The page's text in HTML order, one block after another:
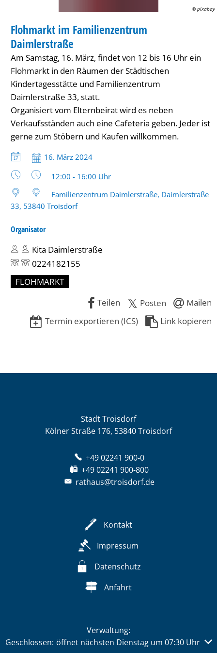
© pixabay
KATEGORIE: MARKT
Flohmarkt im Familienzentrum
Daimlerstraße
Am Samstag, 16. März, findet von 12 bis 16 Uhr ein
Flohmarkt in den Räumen der Städtischen
Kindertagesstätte und Familienzentrum
Daimlerstraße 33, statt.
Organisiert vom Elternbeirat wird es neben
Verkaufsständen auch eine Cafeteria geben. Jeder ist
gerne zum Stöbern und Kaufen willkommen.
Datum:
16. März 2024
Uhrzeit:
12:00 - 16:00 Uhr
Familienzentrum Daimlerstraße, Daimlerstraße
33, 53840 Troisdorf
Organisator
Kita Daimlerstraße
0224182155
FLOHMARKT
Teilen
Posten
Mailen
Termin exportieren (ICS)
Link kopieren
Stadt Troisdorf
Kölner Straße 176, 53840 Troisdorf
+49 02241 900-0
+49 02241 900-800
rathaus@troisdorf.de
Kontakt
Impressum
Datenschutz
Anfahrt
Verwaltung:
Klicken, um weitere Öffnungs- oder Schließzeiten
Geschlossen: öffnet nächsten Dienstag um 07:30 Uhr